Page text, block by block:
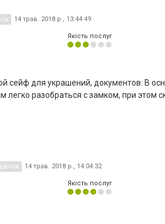
14 трав. 2018 р., 13:44:49
Якість послуг
сейф для украшений, документов. В
легко разобраться с замком, при этом
14 трав. 2018 р., 14:04:32
Якість послуг